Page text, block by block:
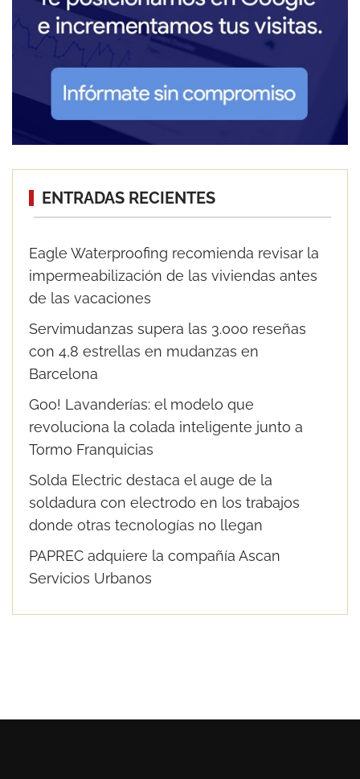
ENTRADAS RECIENTES
Eagle Waterproofing recomienda revisar la
impermeabilización de las viviendas antes
de las vacaciones
Servimudanzas supera las 3.000 reseñas
con 4,8 estrellas en mudanzas en
Barcelona
Goo! Lavanderías: el modelo que
revoluciona la colada inteligente junto a
Tormo Franquicias
Solda Electric destaca el auge de la
soldadura con electrodo en los trabajos
donde otras tecnologías no llegan
PAPREC adquiere la compañía Ascan
Servicios Urbanos